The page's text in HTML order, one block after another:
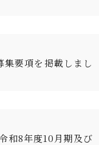
要項を掲載しまし
和8年度10月期及び